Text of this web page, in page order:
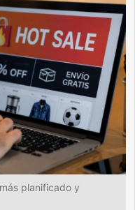
planificado y